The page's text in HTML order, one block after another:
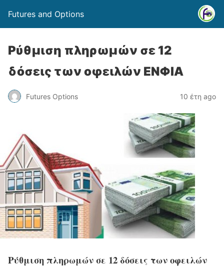
Futures and Options
Ρύθμιση πληρωμών σε 12
δόσεις των οφειλών ΕΝΦΙΑ
Futures Options 10 έτη ago
Ρύθμιση πληρωμών σε 12 δόσεις των οφειλών